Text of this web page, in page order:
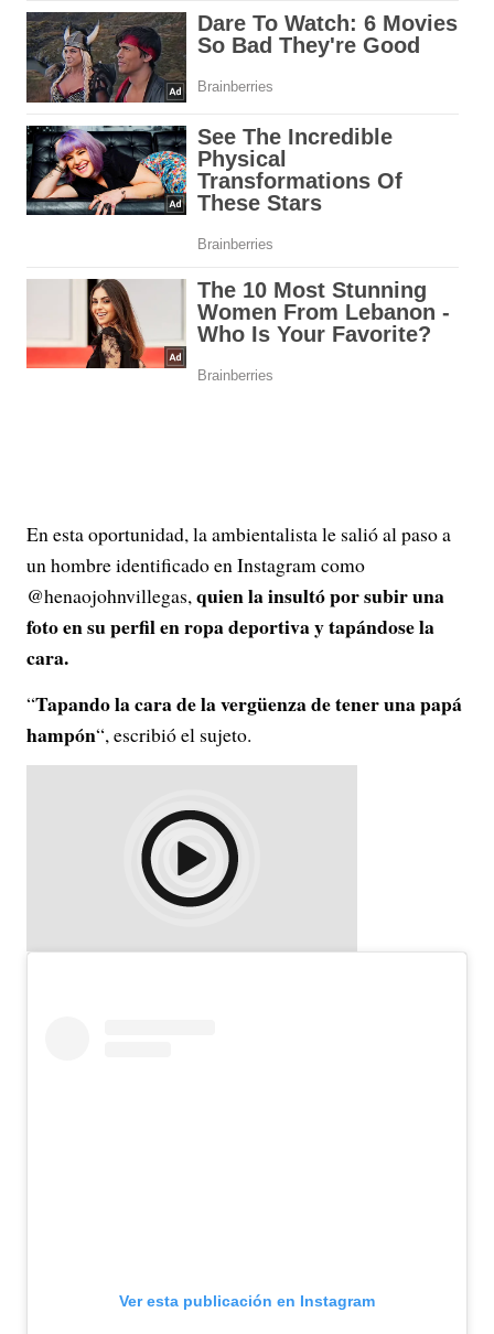
En esta oportunidad, la ambientalista le salió al paso a
un hombre identificado en Instagram como
@henaojohnvillegas,quien la insultó por subir una
foto en su perfil en ropa deportiva y tapándose la
cara.
“Tapando la cara de la vergüenza de tener una papá
hampón“, escribió el sujeto.
Ver esta publicación en Instagram